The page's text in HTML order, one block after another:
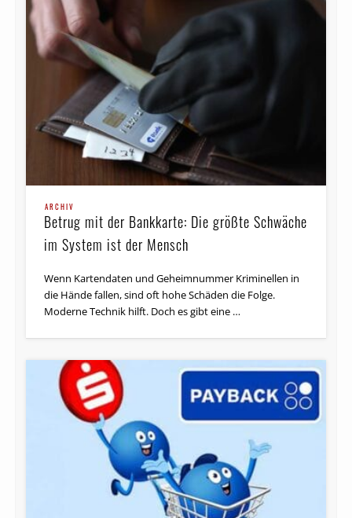
ARCHIV
Betrug mit der Bankkarte: Die größte Schwäche
im System ist der Mensch
Wenn Kartendaten und Geheimnummer Kriminellen in
die Hände fallen, sind oft hohe Schäden die Folge.
Moderne Technik hilft. Doch es gibt eine …